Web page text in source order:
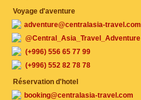
Voyage d'aventure
adventure@centralasia-travel.com
@Central_Asia_Travel_Adventure
(+996) 556 65 77 99
(+996) 552 82 78 78
Réservation d'hotel
booking@centralasia-travel.com